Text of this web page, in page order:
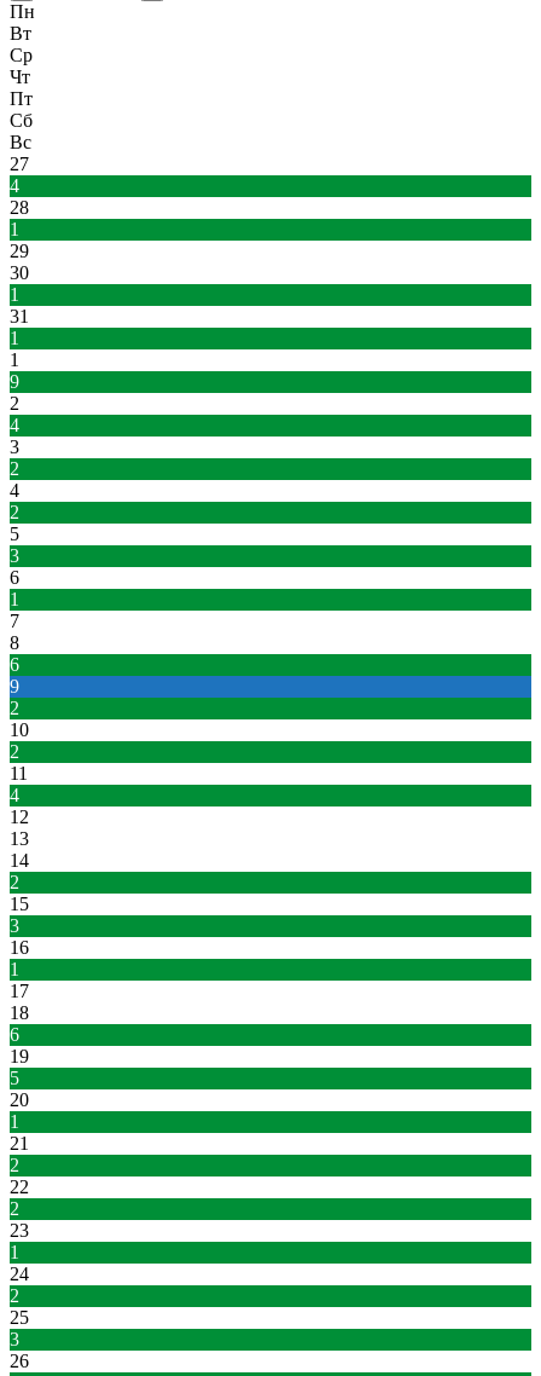
Пн
Вт
Ср
Чт
Пт
Сб
Вс
27
4
28
1
29
30
1
31
1
1
9
2
4
3
2
4
2
5
3
6
1
7
8
6
9
2
10
2
11
4
12
13
14
2
15
3
16
1
17
18
6
19
5
20
1
21
2
22
2
23
1
24
2
25
3
26